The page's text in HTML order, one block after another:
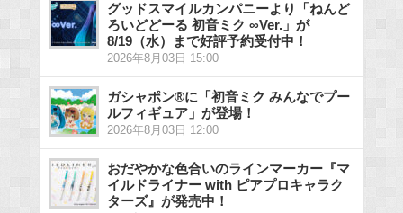
グッドスマイルカンパニーより「ねんど
ろいどどーる 初音ミク ∞Ver.」が
8/19（水）まで好評予約受付中！
2026年8月03日 15:00
ガシャポン®に「初音ミク みんなでプー
ルフィギュア」が登場！
2026年8月03日 12:00
おだやかな色合いのラインマーカー『マ
イルドライナー with ピアプロキャラク
ターズ』が発売中！